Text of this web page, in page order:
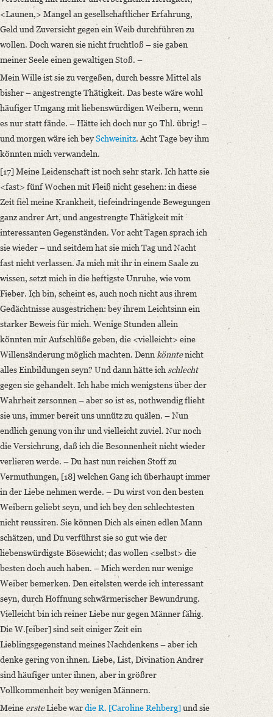
<Launen,> Mangel an gesellschaftlicher Erfahrung,
Geld und Zuversicht gegen ein Weib durchführen zu
wollen. Doch waren sie nicht fruchtloß – sie gaben
meiner Seele einen gewaltigen Stoß. –
Mein Wille ist sie zu vergeßen, durch bessre Mittel als
bisher – angestrengte Thätigkeit. Das beste wäre wohl
häufiger Umgang mit liebenswürdigen Weibern, wenn
es nur statt fände. – Hätte ich doch nur 50 Thl. übrig! –
und morgen wäre ich beySchweinitz. Acht Tage bey ihm
könnten mich verwandeln.
[17] Meine Leidenschaft ist noch sehr stark. Ich hatte sie
<fast> fünf Wochen mit Fleiß nicht gesehen: in diese
Zeit fiel meine Krankheit, tiefeindringende Bewegungen
ganz andrer Art, und angestrengte Thätigkeit mit
interessanten Gegenständen. Vor acht Tagen sprach ich
sie wieder – und seitdem hat sie mich Tag und Nacht
fast nicht verlassen. Ja mich mit ihr in einem Saale zu
wissen, setzt mich in die heftigste Unruhe, wie vom
Fieber. Ich bin, scheint es, auch noch nicht aus ihrem
Gedächtnisse ausgestrichen: bey ihrem Leichtsinn ein
starker Beweis für mich. Wenige Stunden allein
könnten mir Aufschlüße geben, die <vielleicht> eine
Willensänderung möglich machten. Denn könntenicht
alles Einbildungen seyn? Und dann hätte ich schlecht
gegen sie gehandelt. Ich habe mich wenigstens über der
Wahrheit zersonnen – aber so ist es, nothwendig flieht
sie uns, immer bereit uns unnütz zu quälen. – Nun
endlich genung von ihr und vielleicht zuviel. Nur noch
die Versichrung, daß ich die Besonnenheit nicht wieder
verlieren werde. – Du hast nun reichen Stoff zu
Vermuthungen, [18] welchen Gang ich überhaupt immer
in der Liebe nehmen werde. – Du wirst von den besten
Weibern geliebt seyn, und ich bey den schlechtesten
nicht reussiren. Sie können Dich als einen edlen Mann
schätzen, und Du verführst sie so gut wie der
liebenswürdigste Bösewicht; das wollen <selbst> die
besten doch auch haben. – Mich werden nur wenige
Weiber bemerken. Den eitelsten werde ich interessant
seyn, durch Hoffnung schwärmerischer Bewundrung.
Vielleicht bin ich reiner Liebe nur gegen Männer fähig.
Die W.[eiber] sind seit einiger Zeit ein
Lieblingsgegenstand meines Nachdenkens – aber ich
denke gering von ihnen. Liebe, List, Divination Andrer
sind häufiger unter ihnen, aber in größrer
Vollkommenheit bey wenigen Männern.
Meine ersteLiebe wardie R. [Caroline Rehberg]und sie